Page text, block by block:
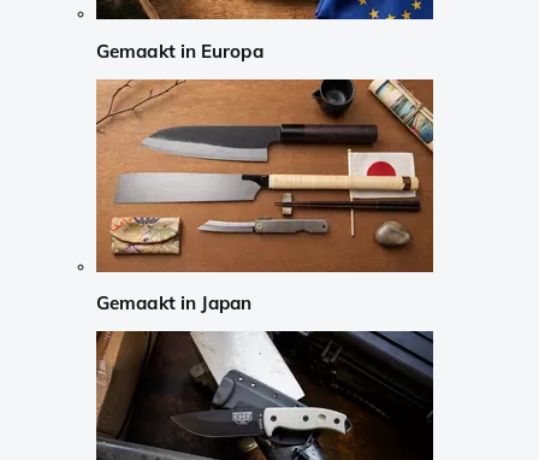
Gemaakt in Europa
Gemaakt in Japan